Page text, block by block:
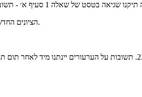
הציונים החדשים משקפים את הציון לאחר התיקון הנ״ל.